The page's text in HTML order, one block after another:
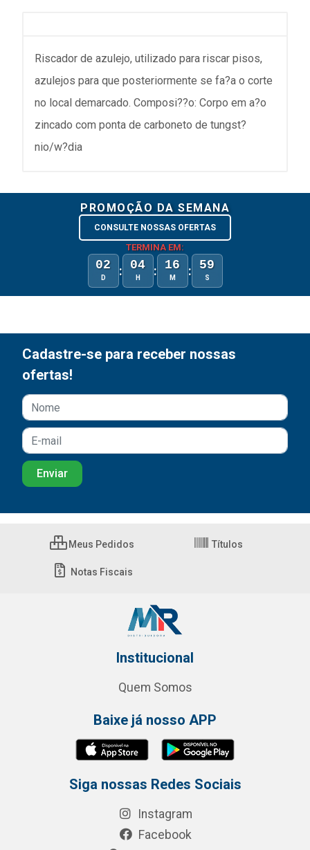
Riscador de azulejo, utilizado para riscar pisos,
azulejos para que posteriormente se fa?a o corte
no local demarcado. Composi??o: Corpo em a?o
zincado com ponta de carboneto de tungst?
nio/w?dia
PROMOÇÃO DA SEMANA
CONSULTE NOSSAS OFERTAS
TERMINA EM:
02
D : 04
H : 16
M : 59
S
Cadastre-se para receber nossas
ofertas!
Meus Pedidos Títulos
Notas Fiscais
Institucional
Quem Somos
Baixe já nosso APP
Siga nossas Redes Sociais
Instagram
Facebook